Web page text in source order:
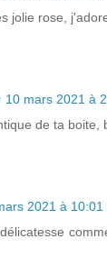
jolie rose,
10 mars 2021 à
de ta boite,
2021 à 10:01